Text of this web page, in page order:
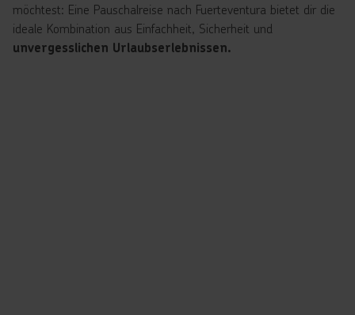
möchtest: Eine Pauschalreise nach Fuerteventura bietet dir die
ideale Kombination aus Einfachheit, Sicherheit und
unvergesslichen Urlaubserlebnissen.